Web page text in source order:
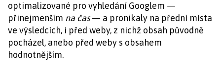
optimalizované pro vyhledání Googlem —
přinejmenším na čas— a pronikaly na přední místa
ve výsledcích, i před weby, z nichž obsah původně
pocházel, anebo před weby s obsahem
hodnotnějším.